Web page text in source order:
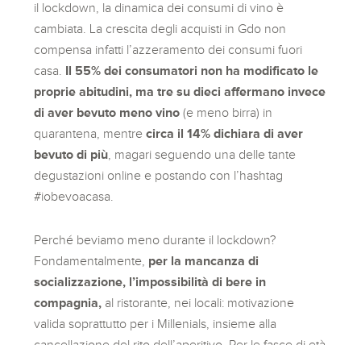
il lockdown, la dinamica dei consumi di vino è
cambiata. La crescita degli acquisti in Gdo non
compensa infatti l’azzeramento dei consumi fuori
casa. Il 55% dei consumatori non ha modificato le
proprie abitudini, ma tre su dieci affermano invece
di aver bevuto meno vino (e meno birra) in
quarantena, mentrecirca il 14% dichiara di aver
bevuto di più , magari seguendo una delle tante
degustazioni online e postando con l’hashtag
#iobevoacasa.
Perché beviamo meno durante il lockdown?
Fondamentalmente, per la mancanza di
socializzazione, l’impossibilità di bere in
compagnia, al ristorante, nei locali: motivazione
valida soprattutto per i Millenials, insieme alla